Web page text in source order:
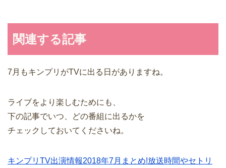
関連する記事
7月もキンプリがTVに出る日がありますね。
ライブをより楽しむためにも、
下の記事でいつ、どの番組に出るかを
チェックしておいてくださいね。
キンプリTV出演情報2018年7月まとめ!放送時間やセトリ